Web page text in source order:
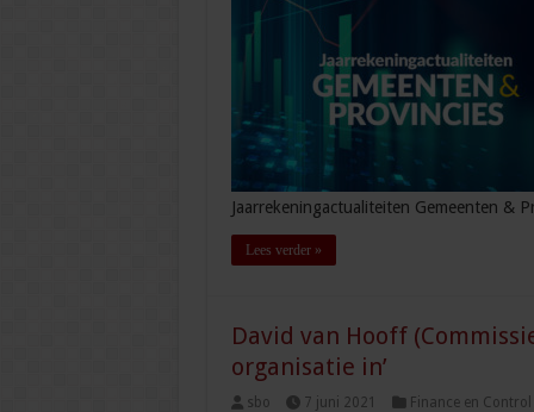
Jaarrekeningactualiteiten Gemeenten &
Lees verder »
David van Hooff
organisatie in’
sbo 7 juni 2021 Finance en Control